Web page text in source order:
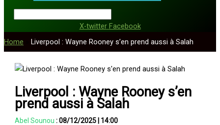
X-twitter Facebook
Home
Liverpool : Wayne Rooney s’en prend aussi à Salah
Liverpool : Wayne Rooney s’en
prend aussi à Salah
Abel Sounou :08/12/2025| 14:00